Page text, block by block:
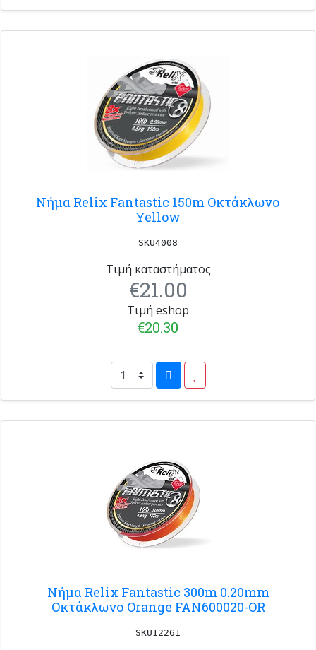
Νήμα Relix Fantastic 150m Οκτάκλωνο
Yellow
SKU4008
Τιμή καταστήματος
€21.00
Τιμή eshop
€20.30
Νήμα Relix Fantastic 300m 0.20mm
Οκτάκλωνο Orange FAN600020-OR
SKU12261